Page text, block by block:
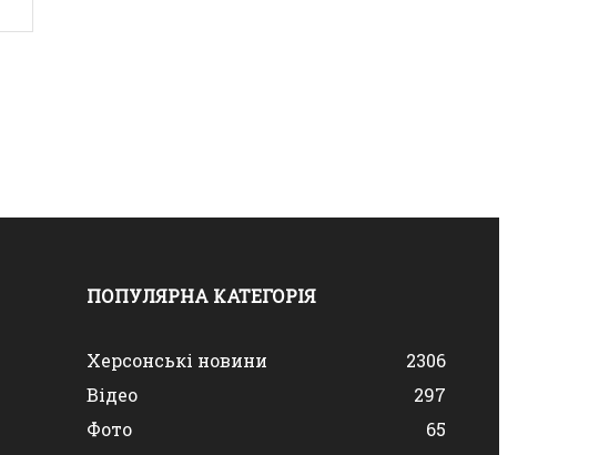
ПОПУЛЯРНА КАТЕГОРІЯ
Херсонські новини
2306
Відео
297
Фото
65